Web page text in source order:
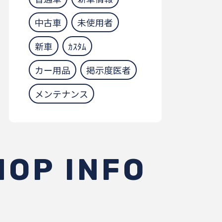
中古車
未使用者
新車
ｶｽﾀﾑ
カー用品
掲示度医者
メンテナンス
INFO